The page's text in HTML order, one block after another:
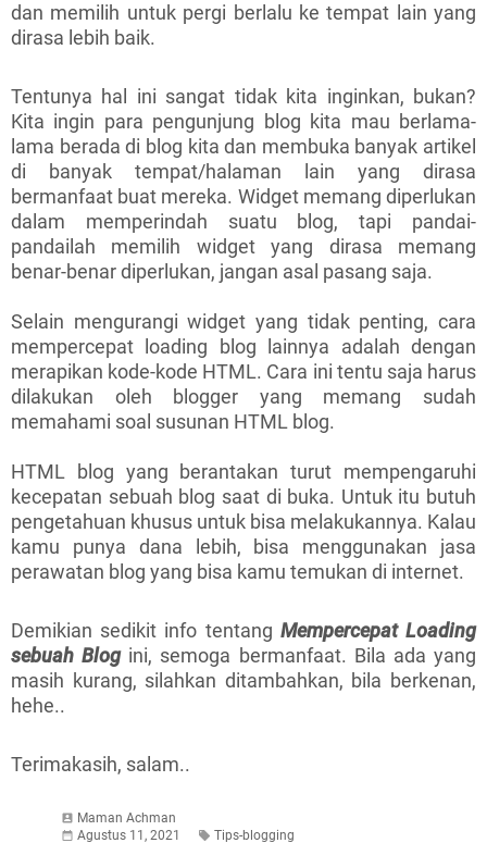
dan memilih untuk pergi berlalu ke tempat lain yang
dirasa lebih baik.
Tentunya hal ini sangat tidak kita inginkan, bukan?
Kita ingin para pengunjung blog kita mau berlama-
lama berada di blog kita dan membuka banyak artikel
di banyak tempat/halaman lain yang dirasa
bermanfaat buat mereka. Widget memang diperlukan
dalam memperindah suatu blog, tapi pandai-
pandailah memilih widget yang dirasa memang
benar-benar diperlukan, jangan asal pasang saja.
Selain mengurangi widget yang tidak penting, cara
mempercepat loading blog lainnya adalah dengan
merapikan kode-kode HTML. Cara ini tentu saja harus
dilakukan oleh blogger yang memang sudah
memahami soal susunan HTML blog.
HTML blog yang berantakan turut mempengaruhi
kecepatan sebuah blog saat di buka. Untuk itu butuh
pengetahuan khusus untuk bisa melakukannya. Kalau
kamu punya dana lebih, bisa menggunakan jasa
perawatan blog yang bisa kamu temukan di internet.
Demikian sedikit info tentang Mempercepat Loading
sebuah Blogini, semoga bermanfaat. Bila ada yang
masih kurang, silahkan ditambahkan, bila berkenan,
hehe..
Terimakasih, salam..
Maman Achman
Agustus 11, 2021
Tips-blogging